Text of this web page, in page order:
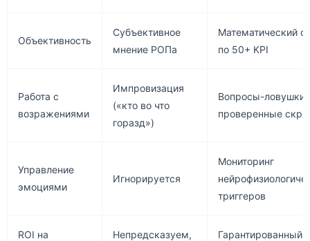
Объективность
Субъективное
мнение РОПа
Математический
по 50+ KPI
Работа с
возражениями
Импровизация
(«кто во что
горазд»)
Вопросы-ловушки
проверенные
Управление
эмоциями
Игнорируется
Мониторинг
триггеров
ROI на
Непредсказуем,
Гарантированный